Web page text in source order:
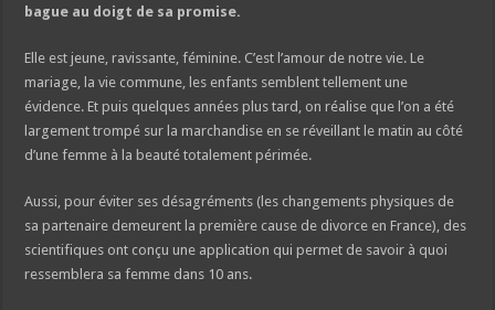
bague au doigt de sa promise.
Elle est jeune, ravissante, féminine. C’est l’amour de notre vie. Le
mariage, la vie commune, les enfants semblent tellement une
évidence. Et puis quelques années plus tard, on réalise que l’on a été
largement trompé sur la marchandise en se réveillant le matin au côté
d’une femme à la beauté totalement périmée.
Aussi, pour éviter ses désagréments (les changements physiques de
sa partenaire demeurent la première cause de divorce en France), des
scientifiques ont conçu une application qui permet de savoir à quoi
ressemblera sa femme dans 10 ans.